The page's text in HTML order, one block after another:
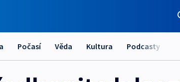
Počasí Věda Kultura Podcasty